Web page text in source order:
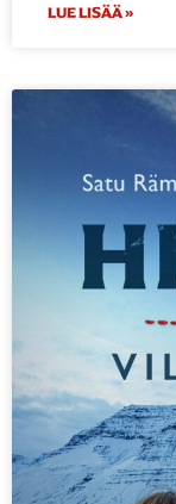
LUE LISÄÄ »